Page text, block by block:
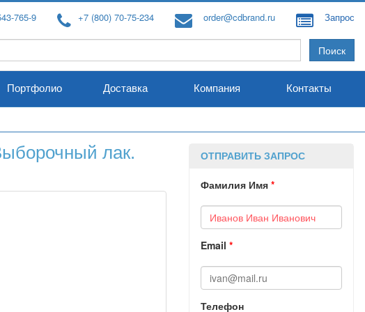
765-9 +7 (800) 70-75-234 order@cdbrand.ru Запрос
Портфолио Доставка Компания Контакты
лак.
ОТПРАВИТЬ ЗАПРОС
Фамилия Имя*
Email*
Телефон